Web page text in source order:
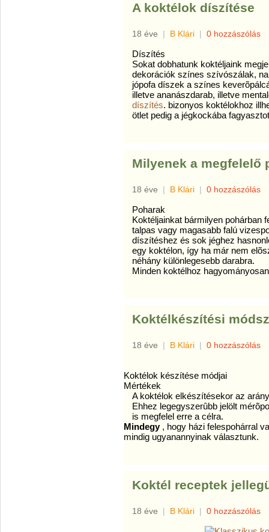
A koktélok díszítése
18 éve | B Klári | 0 hozzászólás
Díszítés
Sokat dobhatunk koktéljaink
dekorációk színes szívószálak,
jópofa díszek a színes
illetve ananászdarab, illetve
díszítés. bizonyos koktélokhoz
ötlet pedig a jégkockába
Milyenek a megfelelő
18 éve | B Klári | 0 hozzászólás
Poharak
Koktéljainkat bármilyen pohárban
talpas vagy magasabb falú
díszítéshez és sok jéghez
egy koktélon, így ha már nem
néhány különlegesebb darabra.
Minden koktélhoz
Koktélkészítési
18 éve | B Klári | 0 hozzászólás
Koktélok készítése módjai
Mértékek
A koktélok elkészítésekor az
Ehhez legegyszerûbb jelölt
is megfelel erre a célra.
Mindegy , hogy házi felespohárral
mindig ugyanannyinak választunk.
Koktél receptek
18 éve | B Klári | 0 hozzászólás